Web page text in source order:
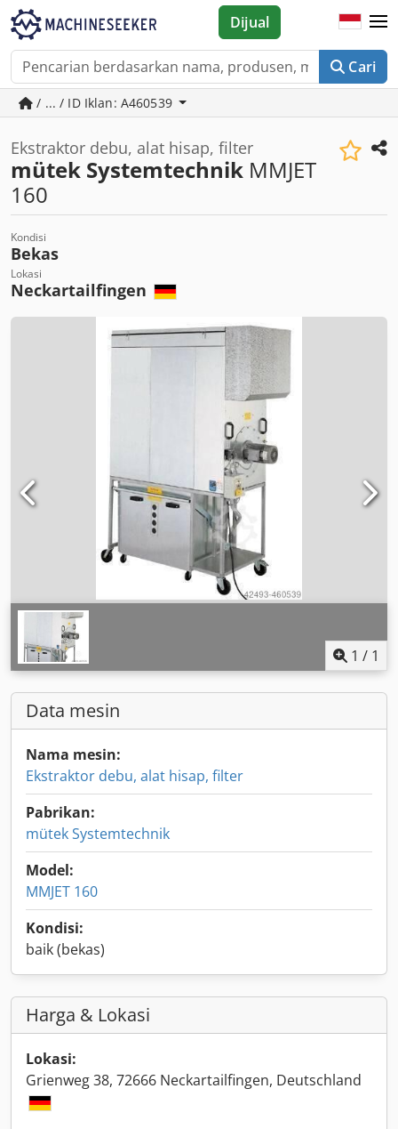
Cari
Dijual
/ ... / ID Iklan: A460539
Ekstraktor debu, alat hisap, filter
mütek Systemtechnik MMJET
160
Kondisi
Bekas
Lokasi
Neckartailfingen
1 / 1
Data mesin
Nama mesin:
Ekstraktor debu, alat hisap, filter
Pabrikan:
mütek Systemtechnik
Model:
MMJET 160
Kondisi:
baik (bekas)
Harga & Lokasi
Lokasi:
Grienweg 38, 72666 Neckartailfingen, Deutschland